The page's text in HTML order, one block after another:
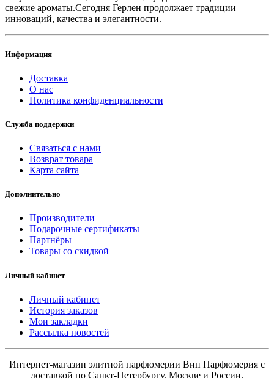
свежие ароматы.Сегодня Герлен продолжает традиции
инноваций, качества и элегантности.
Информация
Доставка
О нас
Политика конфиденциальности
Служба поддержки
Связаться с нами
Возврат товара
Карта сайта
Дополнительно
Производители
Подарочные сертификаты
Партнёры
Товары со скидкой
Личный кабинет
Личный кабинет
История заказов
Мои закладки
Рассылка новостей
Интернет-магазин элитной парфюмерии Вип Парфюмерия с
доставкой по Санкт-Петербургу, Москве и России.